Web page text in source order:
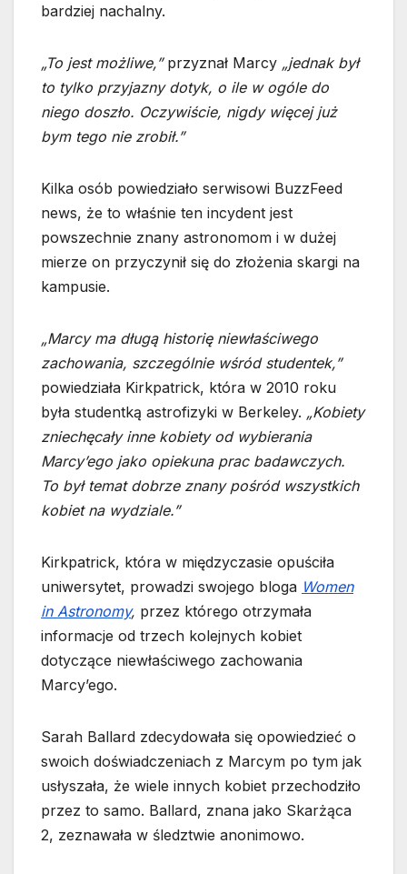
bardziej nachalny.
„To jest możliwe,”przyznał Marcy „jednak był
to tylko przyjazny dotyk, o ile w ogóle do
niego doszło. Oczywiście, nigdy więcej już
bym tego nie zrobił.”
Kilka osób powiedziało serwisowi BuzzFeed
news, że to właśnie ten incydent jest
powszechnie znany astronomom i w dużej
mierze on przyczynił się do złożenia skargi na
kampusie.
„Marcy ma długą historię niewłaściwego
zachowania, szczególnie wśród studentek,”
powiedziała Kirkpatrick, która w 2010 roku
była studentką astrofizyki w Berkeley. „Kobiety
zniechęcały inne kobiety od wybierania
Marcy’ego jako opiekuna prac badawczych.
To był temat dobrze znany pośród wszystkich
kobiet na wydziale.”
Kirkpatrick, która w międzyczasie opuściła
uniwersytet, prowadzi swojego bloga Women
in Astronomy, przez którego otrzymała
informacje od trzech kolejnych kobiet
dotyczące niewłaściwego zachowania
Marcy’ego.
Sarah Ballard zdecydowała się opowiedzieć o
swoich doświadczeniach z Marcym po tym jak
usłyszała, że wiele innych kobiet przechodziło
przez to samo. Ballard, znana jako Skarżąca
2, zeznawała w śledztwie anonimowo.